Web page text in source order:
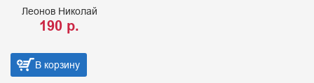
Леонов Николай
190 р.
В корзину